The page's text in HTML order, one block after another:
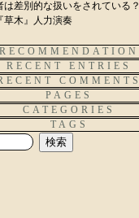
は差別的な扱いをされている？
草木』人力演奏
RECOMMENDATION
RECENT ENTRIES
COMMENTS
PAGES
CATEGORIES
TAGS